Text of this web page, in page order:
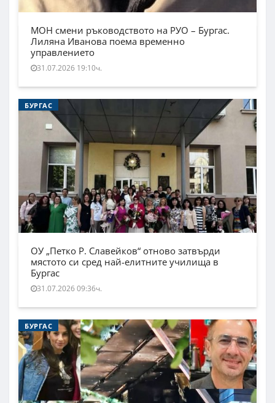
МОН смени ръководството на РУО – Бургас.
Лиляна Иванова поема временно
управлението
31.07.2026 19:10ч.
БУРГАС
ОУ „Петко Р. Славейков“ отново затвърди
мястото си сред най-елитните училища в
Бургас
31.07.2026 09:36ч.
БУРГАС